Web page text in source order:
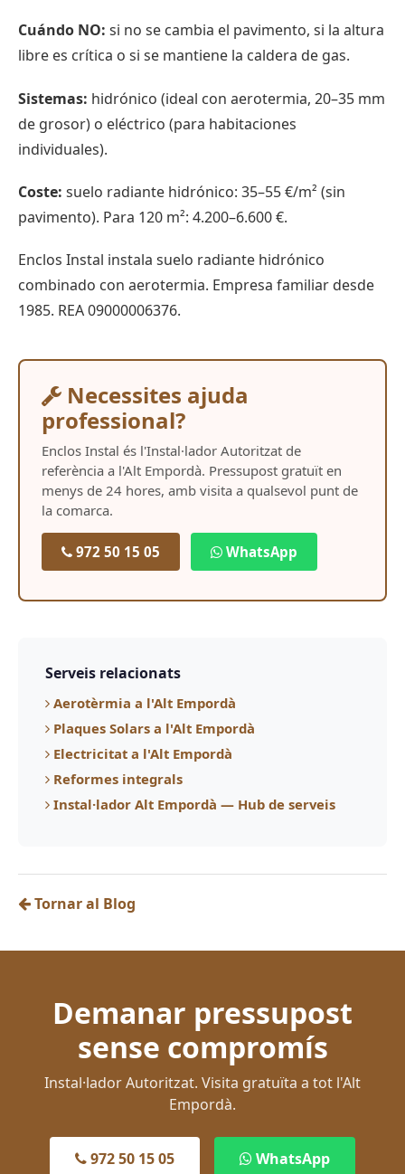
Cuándo NO: si no se cambia el pavimento, si la altura
libre es crítica o si se mantiene la caldera de gas.
Sistemas: hidrónico (ideal con aerotermia, 20–35 mm
de grosor) o eléctrico (para habitaciones
individuales).
Coste: suelo radiante hidrónico: 35–55 €/m² (sin
pavimento). Para 120 m²: 4.200–6.600 €.
Enclos Instal instala suelo radiante hidrónico
combinado con aerotermia. Empresa familiar desde
1985. REA 09000006376.
Necessites ajuda
professional?
Enclos Instal és l'Instal·lador Autoritzat de
referència a l'Alt Empordà. Pressupost gratuït en
menys de 24 hores, amb visita a qualsevol punt de
la comarca.
972 50 15 05 WhatsApp
Serveis relacionats
Aerotèrmia a l'Alt Empordà
Plaques Solars a l'Alt Empordà
Electricitat a l'Alt Empordà
Reformes integrals
Instal·lador Alt Empordà — Hub de serveis
Tornar al Blog
Demanar pressupost
sense compromís
Instal·lador Autoritzat. Visita gratuïta a tot l'Alt
Empordà.
972 50 15 05 WhatsApp